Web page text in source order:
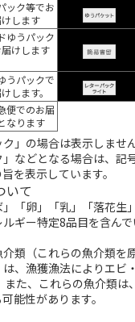
ック等でお
けします
ゆうパック
けします
うパックで
します。
便でのお届
なります
」の場合は表示しませ
などとなる場合は、記
を表示しています。
いて
「卵」「乳」「落花生
ギー特定8品目を含ん
類（これらの魚介類を
、漁獲漁法によりエビ
また、これらの魚介類は
能性があります。